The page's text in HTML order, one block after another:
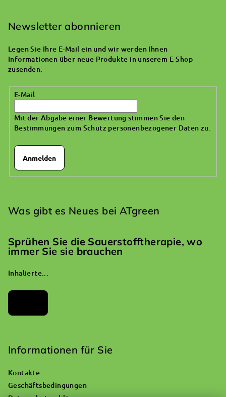
Newsletter abonnieren
Legen Sie Ihre E-Mail ein und wir werden Ihnen
Informationen über neue Produkte in unserem E-Shop
zusenden.
E-Mail
Mit der Abgabe einer Bewertung stimmen Sie den
Bestimmungen zum Schutz personenbezogener Daten zu.
Anmelden
Was gibt es Neues bei ATgreen
Sprühen Sie die Sauerstofftherapie, wo
immer Sie sie brauchen
Inhalierte...
Informationen für Sie
Kontakte
Geschäftsbedingungen